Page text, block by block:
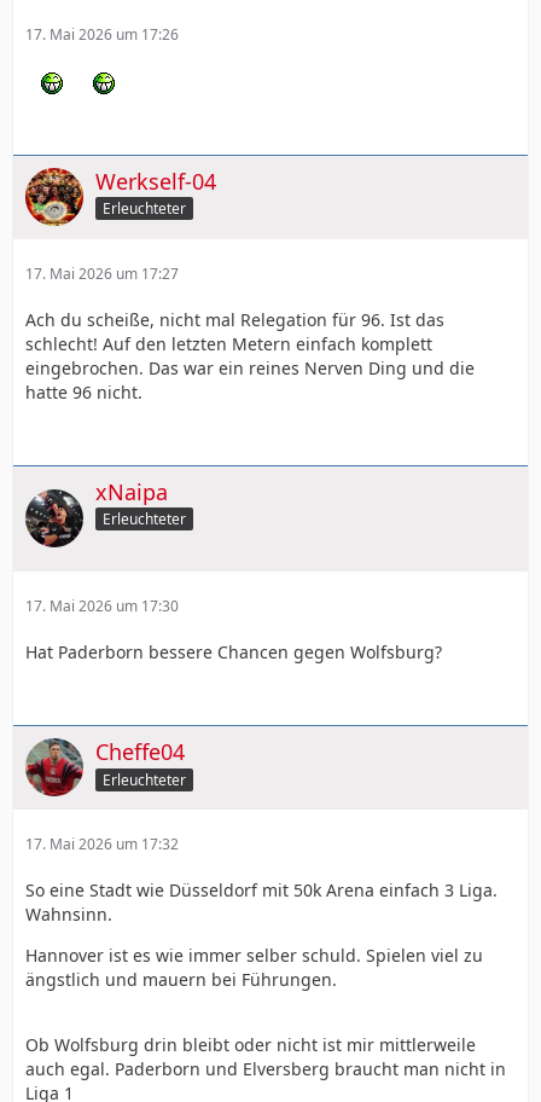
17. Mai 2026 um 17:26
Werkself-04
Erleuchteter
17. Mai 2026 um 17:27
Ach du scheiße, nicht mal Relegation für 96. Ist das
schlecht! Auf den letzten Metern einfach komplett
eingebrochen. Das war ein reines Nerven Ding und die
hatte 96 nicht.
xNaipa
Erleuchteter
17. Mai 2026 um 17:30
Hat Paderborn bessere Chancen gegen Wolfsburg?
Cheffe04
Erleuchteter
17. Mai 2026 um 17:32
So eine Stadt wie Düsseldorf mit 50k Arena einfach 3 Liga.
Wahnsinn.
Hannover ist es wie immer selber schuld. Spielen viel zu
ängstlich und mauern bei Führungen.
Ob Wolfsburg drin bleibt oder nicht ist mir mittlerweile
auch egal. Paderborn und Elversberg braucht man nicht in
Liga 1